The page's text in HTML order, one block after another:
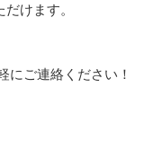
けます。
にご連絡ください！